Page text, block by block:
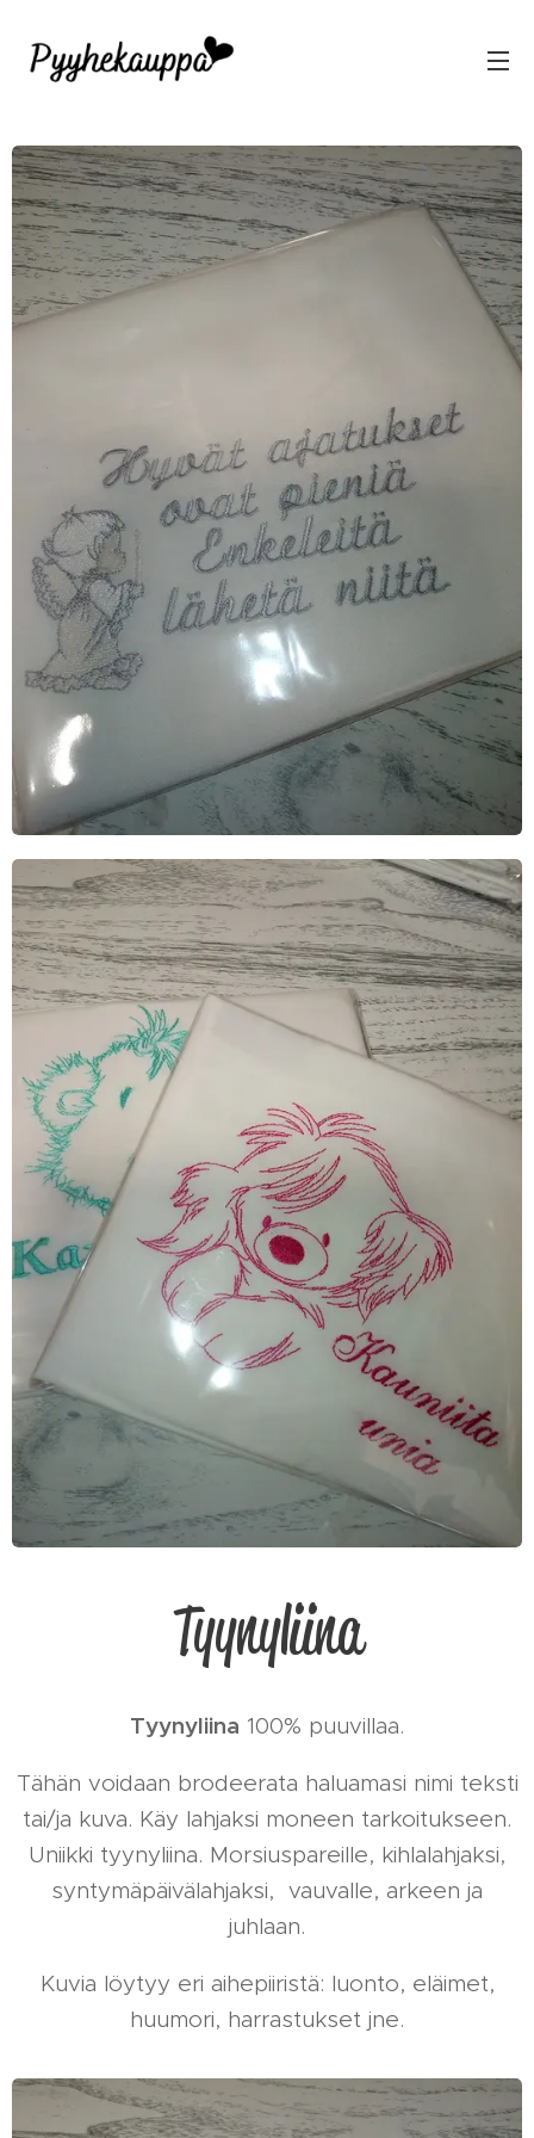
Tyynyliina
Tyynyliina 100% puuvillaa.
Tähän voidaan brodeerata haluamasi nimi teksti
tai/ja kuva. Käy lahjaksi moneen tarkoitukseen.
Uniikki tyynyliina. Morsiuspareille, kihlalahjaksi,
syntymäpäivälahjaksi, vauvalle, arkeen ja
juhlaan.
Kuvia löytyy eri aihepiiristä: luonto, eläimet,
huumori, harrastukset jne.